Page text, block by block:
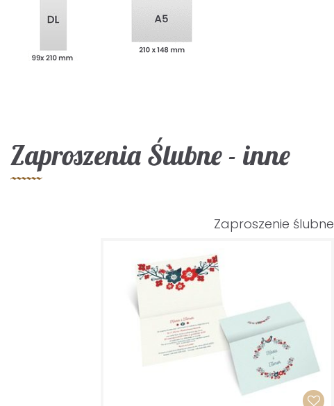
Zaproszenia Ślubne - inne
Zaproszenie ślubne